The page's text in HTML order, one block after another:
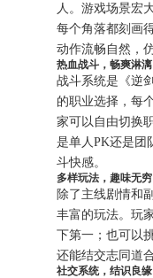
人。游戏场景宏
每个角落都刻画
动作流畅自然，
热血战斗，畅爽淋漓
战斗系统是《逆
的职业选择，每
家可以自由切换
是单人PK还是团
斗快感。
多样玩法，趣味无穷
除了主线剧情和
丰富的玩法。玩
下第一；也可以
还能结交志同道
社交系统，结识良缘